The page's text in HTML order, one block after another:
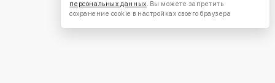
персональных данных. Вы можете запретить
сохранение cookie в настройках своего браузера